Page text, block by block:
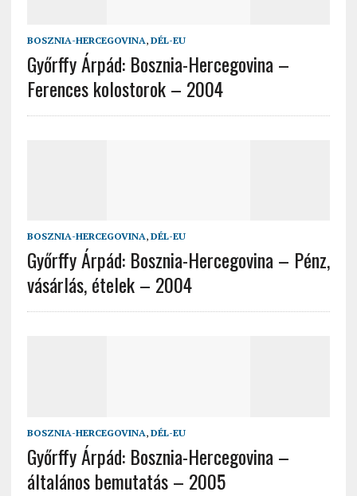
BOSZNIA-HERCEGOVINA, DÉL-EU
Győrffy Árpád: Bosznia-Hercegovina –
Ferences kolostorok – 2004
BOSZNIA-HERCEGOVINA, DÉL-EU
Győrffy Árpád: Bosznia-Hercegovina – Pénz,
vásárlás, ételek – 2004
BOSZNIA-HERCEGOVINA, DÉL-EU
Győrffy Árpád: Bosznia-Hercegovina –
általános bemutatás – 2005